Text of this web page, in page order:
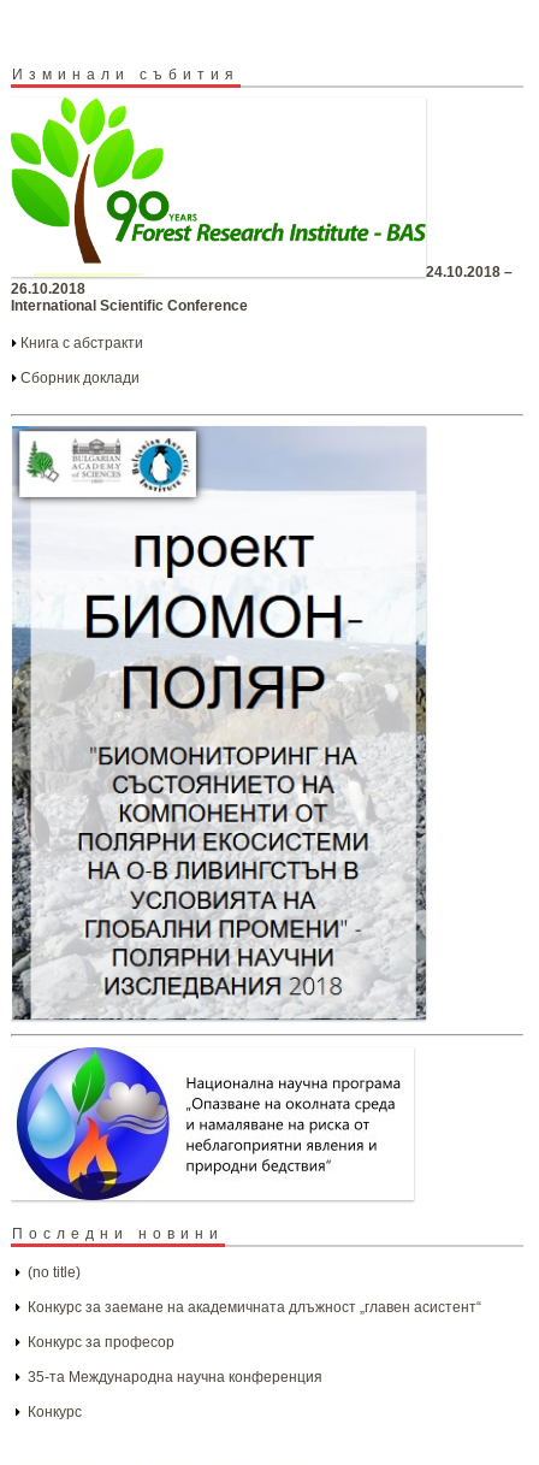
Изминали събития
24.10.2018 –
26.10.2018
International Scientific Conference
Книга с абстракти
Сборник доклади
Последни новини
(no title)
Конкурс за заемане на академичната длъжност „главен асистент“
Конкурс за професор
35-та Международна научна конференция
Конкурс